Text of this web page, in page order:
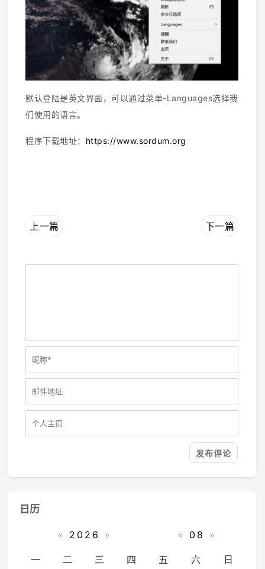
默认登陆是英文界面，可以通过菜单-Languages选择我
们使用的语言。
程序下载地址： https://www.sordum.org
上一篇 下一篇
日历
« 2026 » « 08 »
一 二 三 四 五 六 日